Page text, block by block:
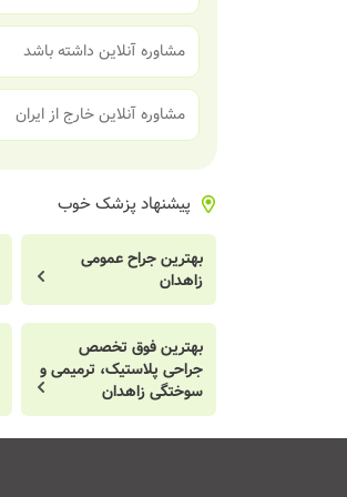
مشاوره آنلاین داشته باشد
مشاوره آنلاین خارج از ایران
پیشنهاد پزشک خوب
بهترین جراح عمومی
زاهدان
بهترین فوق تخصص
جراحی پلاستیک، ترمیمی و
سوختگی زاهدان